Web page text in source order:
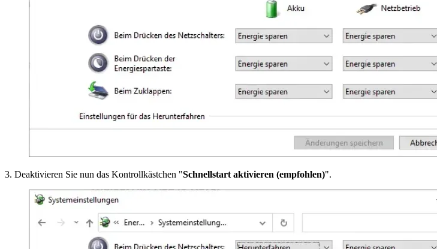
3. Deaktivieren Sie nun das Kontrollkästchen "Schnellstart aktivieren (empfohlen)".